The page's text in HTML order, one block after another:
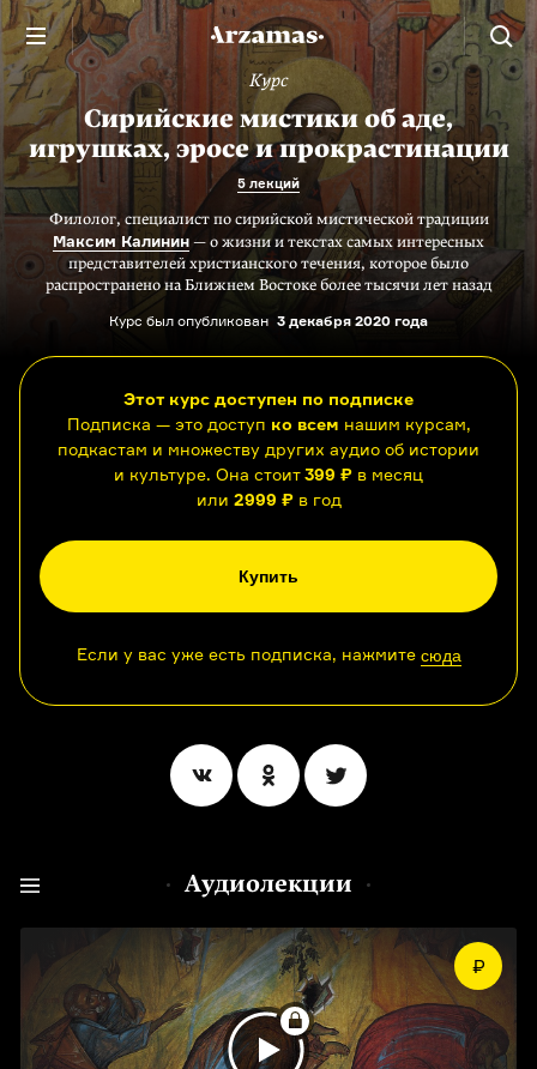
Курс
Сирийские мистики об аде,
игрушках, эросе и прокрастинации
5 лекций
Филолог, специалист по сирийской мистической традиции
Максим Калинин— о жизни и текстах самых интересных
представителей христианского течения, которое было
распространено на Ближнем Востоке более тысячи лет назад
Курс был опубликован 3 декабря 2020 года
Этот курс доступен по подписке
Подписка — это доступ ко всем нашим курсам,
подкастам и множеству других аудио об истории
и культуре. Она стоит399 ₽ в месяц
или 2999 ₽в год
Купить
Если у вас уже есть подписка, нажмите сюда
Аудиолекции